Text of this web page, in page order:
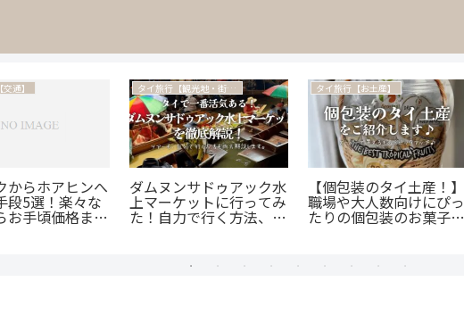
通】
からホアヒンへ
段5選！楽々な
お手頃価格まで
タイ旅行【観光地・街歩き】
ダムヌンサドゥアック水
上マーケットに行ってみ
た！自力で行く方法、ツ
タイ旅行【お土産】
【個包装のタイ土産！】
職場や大人数向けにぴっ
たりの個包装のお菓子を